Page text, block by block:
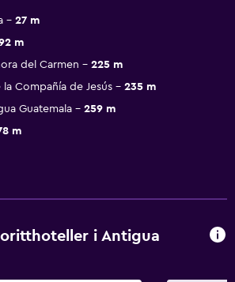
27 m
m
del Carmen
225 m
Compañía de Jesús
235 m
Guatemala
259 m
m
i Antigua